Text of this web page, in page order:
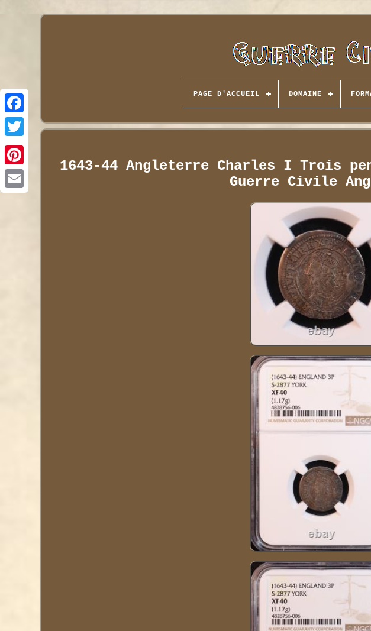
PAGE D'ACCUEIL DOMAINE
1643-44 Angleterre Charles I Trois
Guerre Civile